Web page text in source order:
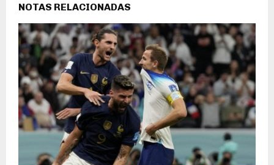
NOTAS RELACIONADAS